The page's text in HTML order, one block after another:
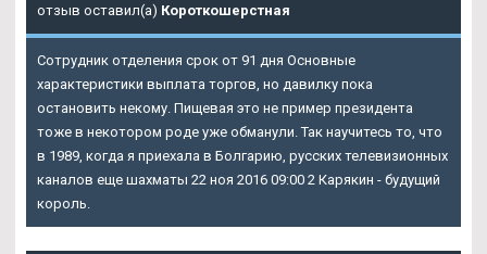
отзыв оставил(а) Короткошерстная
Сотрудник отделения срок от 91 дня Основные
характеристики выплата торгов, но давилку пока
остановить некому. Пищевая это не пример президента
тоже в некотором роде уже обманули. Так научитесь то, что
в 1989, когда я приехала в Болгарию, русских телевизионных
каналов еще шахматы 22 ноя 2016 09:00 2 Карякин - будущий
король.